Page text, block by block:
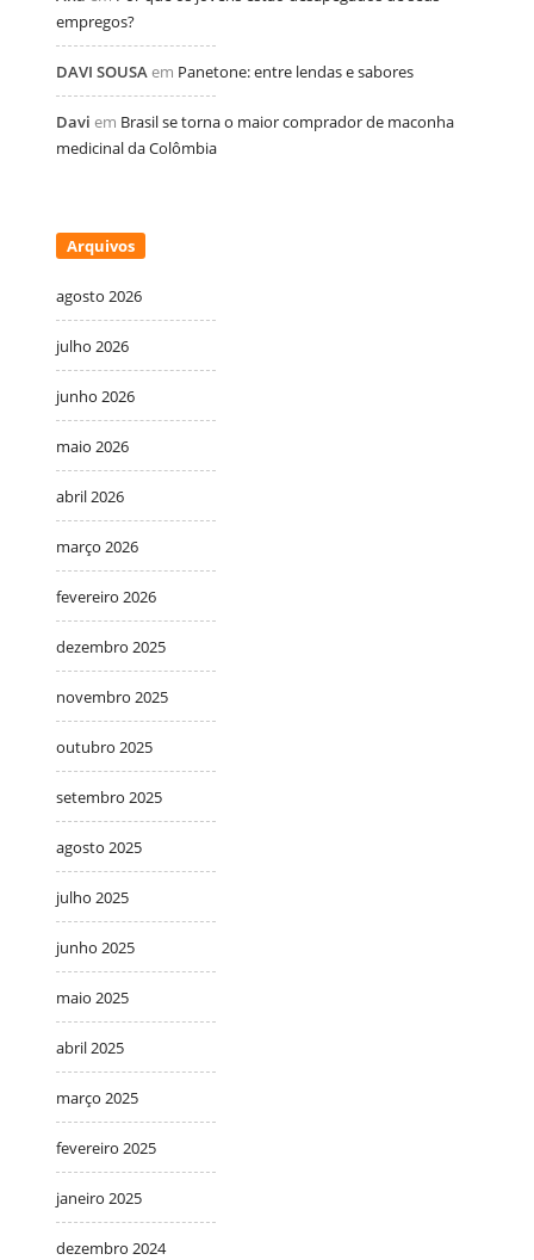
empregos?
DAVI SOUSAem Panetone: entre lendas e sabores
Davi em Brasil se torna o maior comprador de maconha
medicinal da Colômbia
Arquivos
agosto 2026
julho 2026
junho 2026
maio 2026
abril 2026
março 2026
fevereiro 2026
dezembro 2025
novembro 2025
outubro 2025
setembro 2025
agosto 2025
julho 2025
junho 2025
maio 2025
abril 2025
março 2025
fevereiro 2025
janeiro 2025
dezembro 2024